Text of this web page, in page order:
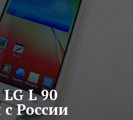
L 90
России